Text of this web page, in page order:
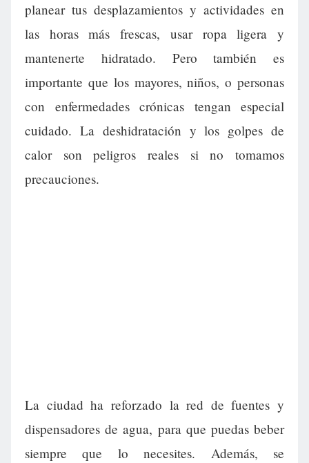
planear tus desplazamientos y actividades en
las horas más frescas, usar ropa ligera y
mantenerte hidratado. Pero también es
importante que los mayores, niños, o personas
con enfermedades crónicas tengan especial
cuidado. La deshidratación y los golpes de
calor son peligros reales si no tomamos
precauciones.
La ciudad ha reforzado la red de fuentes y
dispensadores de agua, para que puedas beber
siempre que lo necesites. Además, se